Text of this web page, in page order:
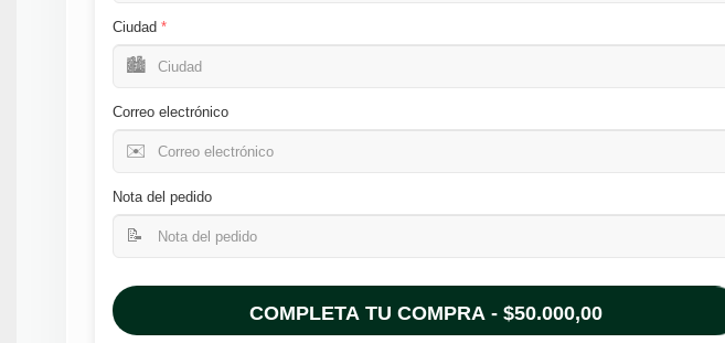
Ciudad
🏙️
Correo electrónico
✉️
Nota del pedido
📝
COMPLETA TU COMPRA - $50.000,00